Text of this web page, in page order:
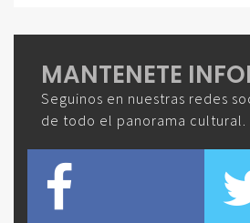
MANTENETE
Seguinos en nuestras redes
de todo el panorama cultural.